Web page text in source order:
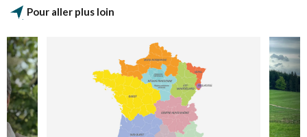
Pour aller plus loin